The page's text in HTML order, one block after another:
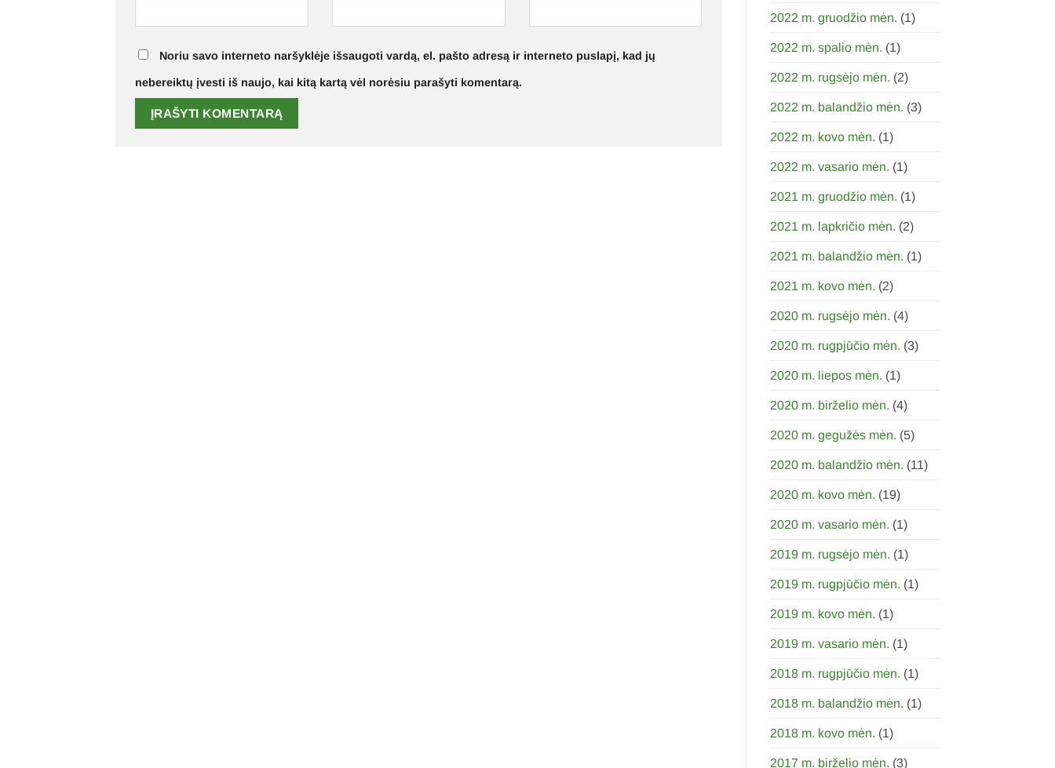
Noriu savo interneto naršyklėje išsaugoti vardą, el. pašto adresą ir interneto puslapį, kad jų
nebereiktų įvesti iš naujo, kai kitą kartą vėl norėsiu parašyti komentarą.
2022 m. gruodžio mėn. (1)
2022 m. spalio mėn. (1)
2022 m. rugsėjo mėn. (2)
2022 m. balandžio mėn. (3)
2022 m. kovo mėn. (1)
2022 m. vasario mėn. (1)
2021 m. gruodžio mėn. (1)
2021 m. lapkričio mėn. (2)
2021 m. balandžio mėn. (1)
2021 m. kovo mėn. (2)
2020 m. rugsėjo mėn. (4)
2020 m. rugpjūčio mėn. (3)
2020 m. liepos mėn. (1)
2020 m. birželio mėn. (4)
2020 m. gegužės mėn. (5)
2020 m. balandžio mėn. (11)
2020 m. kovo mėn. (19)
2020 m. vasario mėn. (1)
2019 m. rugsėjo mėn. (1)
2019 m. rugpjūčio mėn. (1)
2019 m. kovo mėn. (1)
2019 m. vasario mėn. (1)
2018 m. rugpjūčio mėn. (1)
2018 m. balandžio mėn. (1)
2018 m. kovo mėn. (1)
2017 m. birželio mėn. (3)